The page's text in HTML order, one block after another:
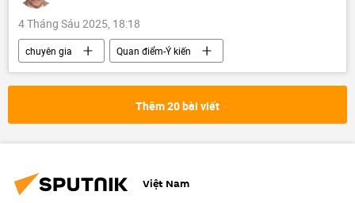
4 Tháng Sáu 2025, 18:18
chuyên gia
Quan điểm-Ý kiến
Tác giả
Á-Thái Bình Dương
Hoa Kỳ
Thêm 20 bài viết
Việt Nam